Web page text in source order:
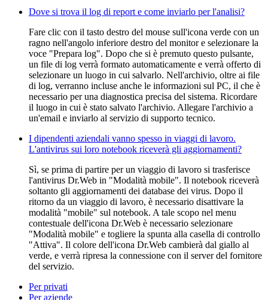
Dove si trova il log di report e come inviarlo per l'analisi?
Fare clic con il tasto destro del mouse sull'icona verde con un
ragno nell'angolo inferiore destro del monitor e selezionare la
voce "Prepara log". Dopo che si è premuto questo pulsante,
un file di log verrà formato automaticamente e verrà offerto di
selezionare un luogo in cui salvarlo. Nell'archivio, oltre ai file
di log, verranno incluse anche le informazioni sul PC, il che è
necessario per una diagnostica precisa del sistema. Ricordare
il luogo in cui è stato salvato l'archivio. Allegare l'archivio a
un'email e inviarlo al servizio di supporto tecnico.
I dipendenti aziendali vanno spesso in viaggi di lavoro.
L'antivirus sui loro notebook riceverà gli aggiornamenti?
Sì, se prima di partire per un viaggio di lavoro si trasferisce
l'antivirus Dr.Web in "Modalità mobile". Il notebook riceverà
soltanto gli aggiornamenti dei database dei virus. Dopo il
ritorno da un viaggio di lavoro, è necessario disattivare la
modalità "mobile" sul notebook. A tale scopo nel menu
contestuale dell'icona Dr.Web è necessario selezionare
"Modalità mobile" e togliere la spunta alla casella di controllo
"Attiva". Il colore dell'icona Dr.Web cambierà dal giallo al
verde, e verrà ripresa la connessione con il server del fornitore
del servizio.
Per privati
Per aziende